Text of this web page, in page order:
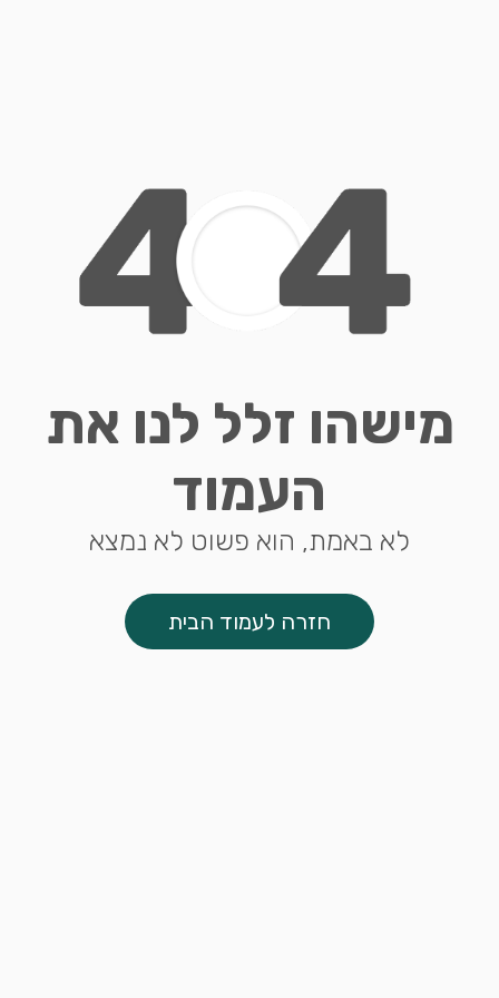
מישהו זלל לנו את
העמוד
לא באמת, הוא פשוט לא נמצא
חזרה לעמוד הבית